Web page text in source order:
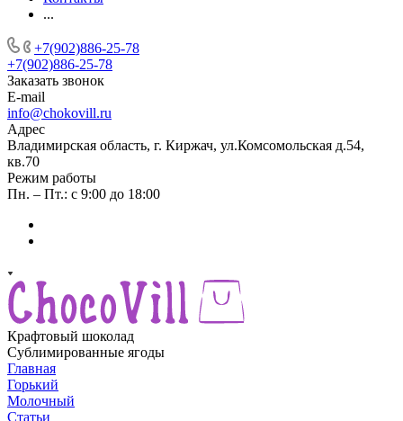
...
+7(902)886-25-78
+7(902)886-25-78
Заказать звонок
E-mail
info@chokovill.ru
Адрес
Владимирская область, г. Киржач, ул.Комсомольская д.54,
кв.70
Режим работы
Пн. – Пт.: с 9:00 до 18:00
Крафтовый шоколад
Сублимированные ягоды
Главная
Горький
Молочный
Статьи